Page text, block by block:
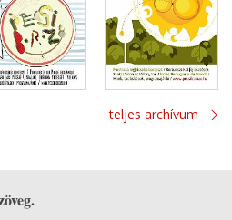
teljes archívum